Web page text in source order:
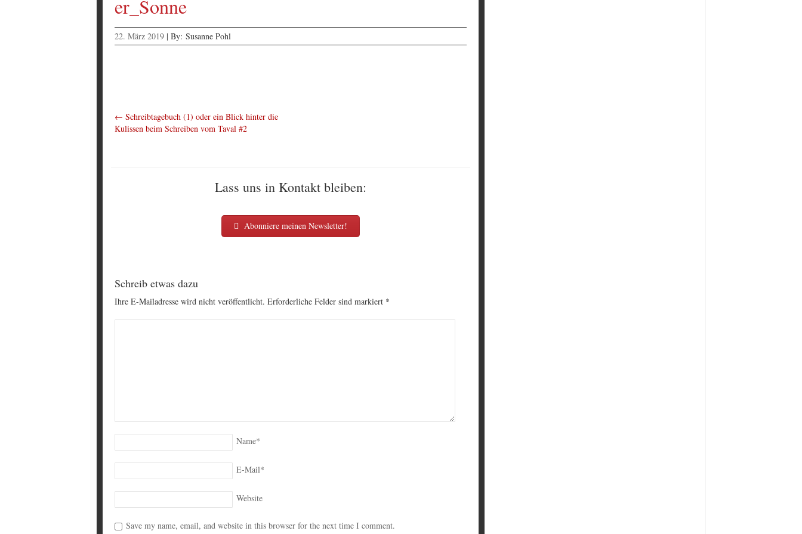
er_Sonne
22. März 2019 | By: Susanne Pohl
← Schreibtagebuch (1) oder ein Blick hinter die
Kulissen beim Schreiben vom Taval #2
Lass uns in Kontakt bleiben:
Abonniere meinen Newsletter!
Schreib etwas dazu
Ihre E-Mailadresse wird nicht veröffentlicht. Erforderliche Felder sind markiert *
Name*
E-Mail*
Website
Save my name, email, and website in this browser for the next time I comment.